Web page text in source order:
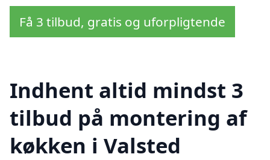
Få 3 tilbud, gratis og uforpligtende
Indhent altid mindst 3
tilbud på montering af
køkken i Valsted